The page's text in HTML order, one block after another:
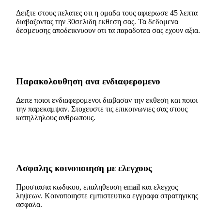
Δειξτε στους πελατες οτι η ομαδα τους αφιερωσε 45 λεπτα
διαβαζοντας την 30σελιδη εκθεση σας. Τα δεδομενα
δεσμευσης αποδεικνυουν οτι τα παραδοτεα σας εχουν αξια.
Παρακολουθηση ανα ενδιαφερομενο
Δειτε ποιοι ενδιαφερομενοι διαβασαν την εκθεση και ποιοι
την παρεκαμψαν. Στοχευστε τις επικοινωνιες σας στους
κατηλληλους ανθρωπους.
Ασφαλης κοινοποιηση με ελεγχους
Προστασια κωδικου, επαληθευση email και ελεγχος
ληψεων. Κοινοποιηστε εμπιστευτικα εγγραφα στρατηγικης
ασφαλα.